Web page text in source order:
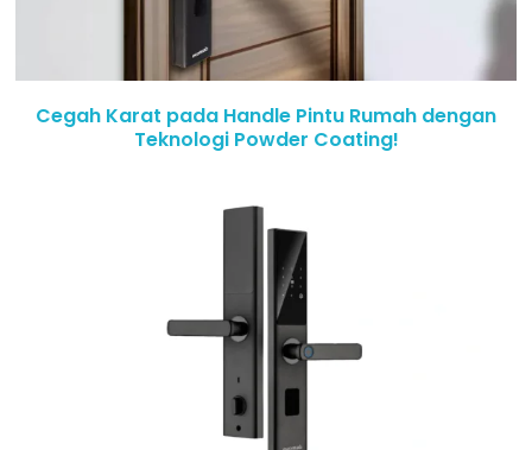
Cegah Karat pada Handle Pintu Rumah dengan
Teknologi Powder Coating!